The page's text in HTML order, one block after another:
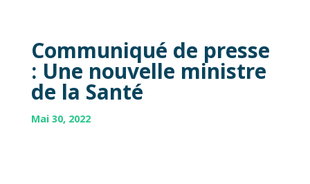
Communiqué de presse
: Une nouvelle ministre
de la Santé
Mai 30, 2022